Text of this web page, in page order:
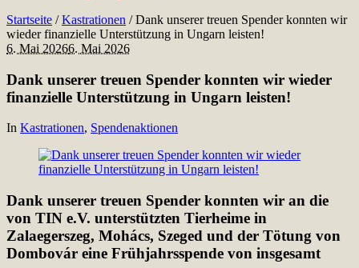
Startseite /Kastrationen /Dank unserer treuen Spender konnten wir
wieder finanzielle Unterstützung in Ungarn leisten!
6. Mai 20266. Mai 2026
Dank unserer treuen Spender konnten wir wieder
finanzielle Unterstützung in Ungarn leisten!
In Kastrationen, Spendenaktionen
Dank unserer treuen Spender konnten wir an die
von TIN e.V. unterstützten Tierheime in
Zalaegerszeg, Mohács, Szeged und der Tötung von
Dombovár eine Frühjahrsspende von insgesamt